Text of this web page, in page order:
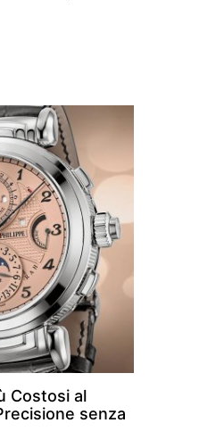
Costosi al
senza